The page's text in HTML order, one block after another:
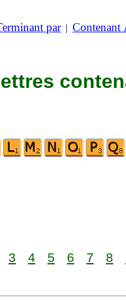
par| Contenant
3 4 5 6 7 8